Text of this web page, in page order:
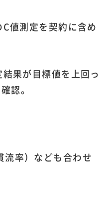
値測定を契約に含め
果が目標値を上回っ
認。
流率）なども合わせ